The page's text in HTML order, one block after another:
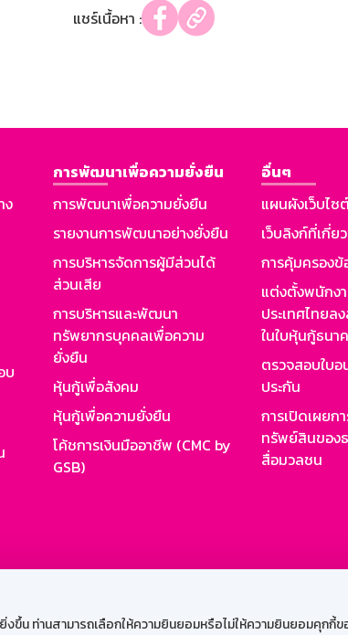
น ท่านสามารถเลือกให้ความยินยอมหรือไม่ให้ความยินยอมคุกกี้ข
แชร์เนื้อหา :
ง
บ
การพัฒนาเพื่อความยั่งยืน
การพัฒนาเพื่อความยั่งยืน
รายงานการพัฒนาอย่างยั่งยืน
การบริหารจัดการผู้มีส่วนได้
ส่วนเสีย
การบริหารและพัฒนา
ทรัพยากรบุคคลเพื่อความ
ยั่งยืน
หุ้นกู้เพื่อสังคม
หุ้นกู้เพื่อความยั่งยืน
โค้ชการเงินมืออาชีพ (CMC by
GSB)
อื่นๆ
แผนผังเว็บไซ
เว็บลิงก์ที่เกี่ย
การคุ้มครอง
แต่งตั้งพนักง
ประเทศไทยล
ในใบหุ้นกู้ธนา
ตรวจสอบใบ
ประกัน
การเปิดเผยก
ทรัพย์สินของ
สื่อมวลชน